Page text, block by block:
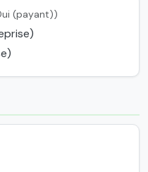
(payant))